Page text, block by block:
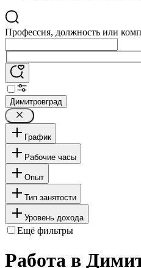
Профессия, должность или
Димитровград
График
Рабочие часы
Опыт
Тип занятости
Уровень дохода
Ещё фильтры
Работа в